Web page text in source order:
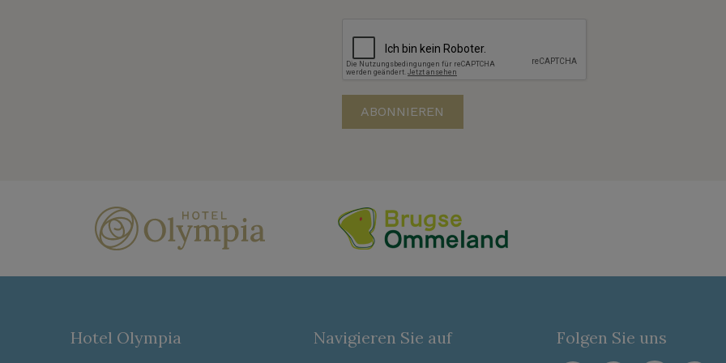
Hotel Olympia Navigieren Sie auf Folgen Sie uns